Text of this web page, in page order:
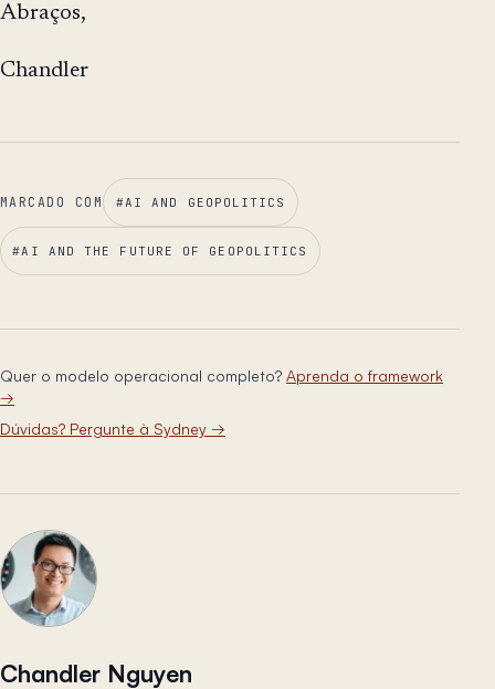
Abraços,
Chandler
MARCADO COM #AI AND GEOPOLITICS
#AI AND THE FUTURE OF GEOPOLITICS
Quer o modelo operacional completo? Aprenda o framework
→
Dúvidas? Pergunte à Sydney →
Chandler Nguyen